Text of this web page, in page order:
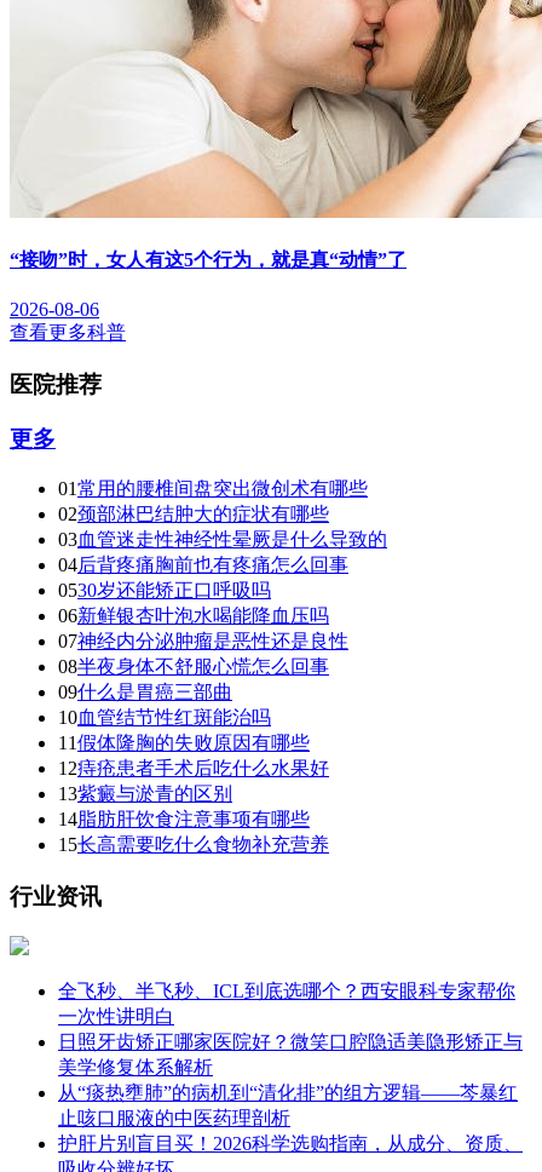
“接吻”时，女人有这5个行为，就是真“动情”了
2026-08-06
查看更多科普
医院推荐
更多
01常用的腰椎间盘突出微创术有哪些
02颈部淋巴结肿大的症状有哪些
03血管迷走性神经性晕厥是什么导致的
04后背疼痛胸前也有疼痛怎么回事
0530岁还能矫正口呼吸吗
06新鲜银杏叶泡水喝能降血压吗
07神经内分泌肿瘤是恶性还是良性
08半夜身体不舒服心慌怎么回事
09什么是胃癌三部曲
10血管结节性红斑能治吗
11假体隆胸的失败原因有哪些
12痔疮患者手术后吃什么水果好
13紫癜与淤青的区别
14脂肪肝饮食注意事项有哪些
15长高需要吃什么食物补充营养
行业资讯
全飞秒、半飞秒、ICL到底选哪个？西安眼科专家帮你
一次性讲明白
日照牙齿矫正哪家医院好？微笑口腔隐适美隐形矫正与
美学修复体系解析
从“痰热壅肺”的病机到“清化排”的组方逻辑——芩暴红
止咳口服液的中医药理剖析
护肝片别盲目买！2026科学选购指南，从成分、资质、